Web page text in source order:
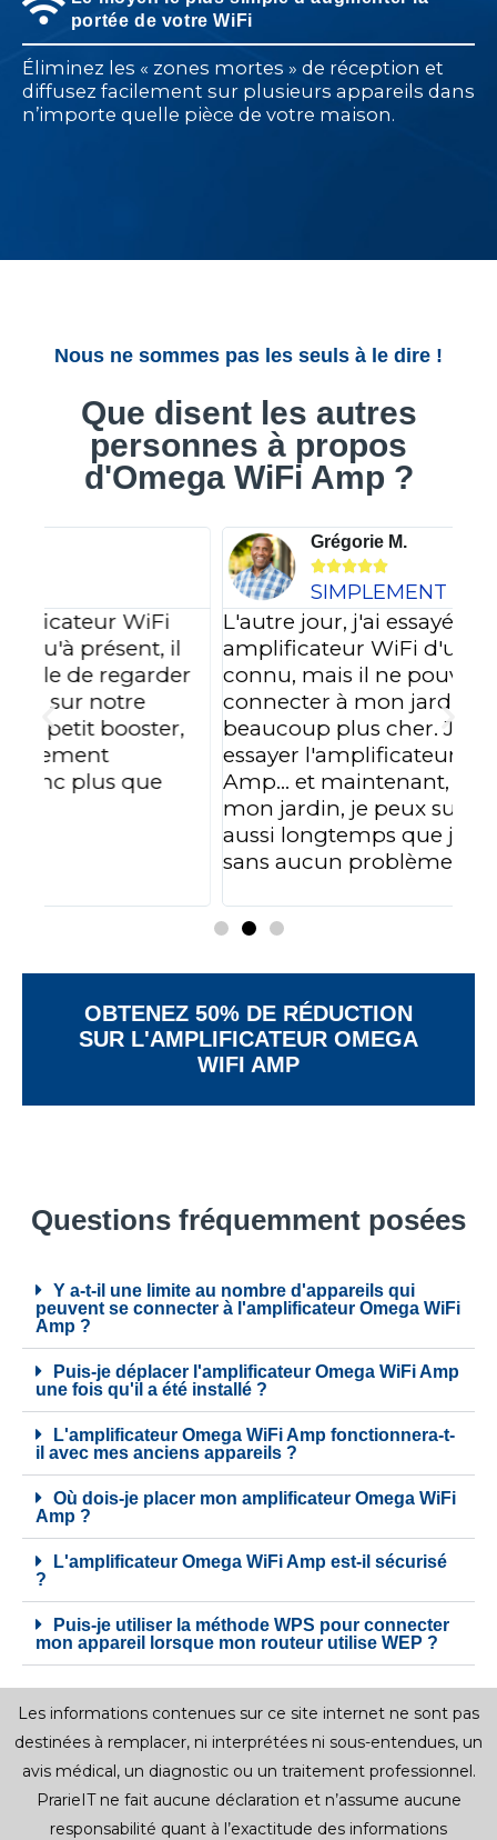
portée de votre WiFi
Éliminez les « zones mortes » de réception et
diffusez facilement sur plusieurs appareils dans
n’importe quelle pièce de votre maison.
Nous ne sommes pas les seuls à le dire !
Que disent les autres
personnes à propos
d'Omega WiFi Amp ?
SIMPLEMENT GÉNIAL !
L'autre jour, j'ai essayé un
amplificateur WiFi d'un fabricant très
connu, mais il ne pouvait pas se
connecter à mon jardin et il était
beaucoup plus cher. J'ai donc voulu
essayer l'amplificateur Omega WiFi
Amp... et maintenant, même dans
mon jardin, je peux surfer sur Internet
aussi longtemps que je le souhaite et
sans aucun problème.
OBTENEZ 50% DE RÉDUCTION
SUR L'AMPLIFICATEUR OMEGA
WIFI AMP
Questions fréquemment posées
Y a-t-il une limite au nombre d'appareils qui
peuvent se connecter à l'amplificateur Omega WiFi
Amp ?
Puis-je déplacer l'amplificateur Omega WiFi Amp
une fois qu'il a été installé ?
L'amplificateur Omega WiFi Amp fonctionnera-t-
il avec mes anciens appareils ?
Où dois-je placer mon amplificateur Omega WiFi
Amp ?
L'amplificateur Omega WiFi Amp est-il sécurisé
?
Puis-je utiliser la méthode WPS pour connecter
mon appareil lorsque mon routeur utilise WEP ?
Les informations contenues sur ce site internet ne sont pas
destinées à remplacer, ni interprétées ni sous-entendues, un
avis médical, un diagnostic ou un traitement professionnel.
PrarieIT ne fait aucune déclaration et n’assume aucune
responsabilité quant à l’exactitude des informations